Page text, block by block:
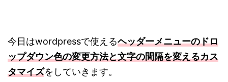
今日はwordpressで使えるヘッダーメニューのドロ
ップダウン色の変更方法と文字の間隔を変えるカス
タマイズをしていきます。